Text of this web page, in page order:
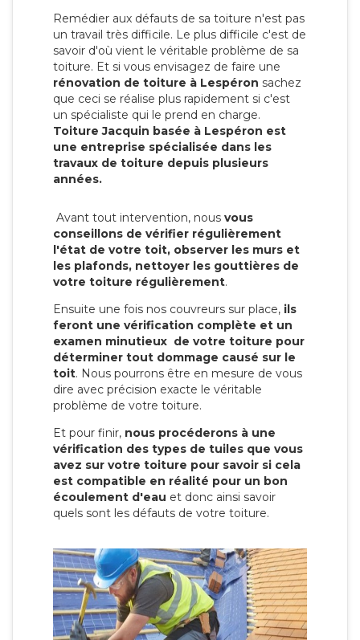
Remédier aux défauts de sa toiture n'est pas
un travail très difficile. Le plus difficile c'est de
savoir d'où vient le véritable problème de sa
toiture. Et si vous envisagez de faire une
rénovation de toiture à Lespéron sachez
que ceci se réalise plus rapidement si c'est
un spécialiste qui le prend en charge.
Toiture Jacquin basée à Lespéron est
une entreprise spécialisée dans les
travaux de toiture depuis plusieurs
années.
Avant tout intervention, nous vous
conseillons de vérifier régulièrement
l'état de votre toit, observer les murs et
les plafonds, nettoyer les gouttières de
votre toiture régulièrement.
Ensuite une fois nos couvreurs sur place, ils
feront une vérification complète et un
examen minutieux de votre toiture pour
déterminer tout dommage causé sur le
toit. Nous pourrons être en mesure de vous
dire avec précision exacte le véritable
problème de votre toiture.
Et pour finir, nous procéderons à une
vérification des types de tuiles que vous
avez sur votre toiture pour savoir si cela
est compatible en réalité pour un bon
écoulement d'eau et donc ainsi savoir
quels sont les défauts de votre toiture.